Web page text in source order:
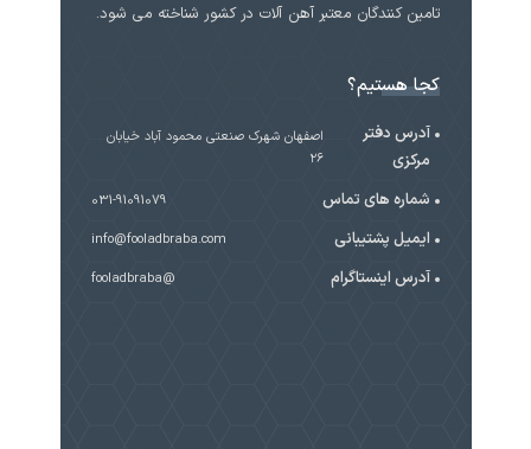
تامین کنندگان معتبر آهن آلات در کشور شناخته می شود.
کجا هستیم؟
آدرس دفتر
مرکزی
اصفهان شهرک صنعتی محمود آباد خیابان
۲۶
شماره های تماس 031-91091079
ایمیل پشتیبانی info@fooladbraba.com
آدرس اینستاگرام @fooladbraba